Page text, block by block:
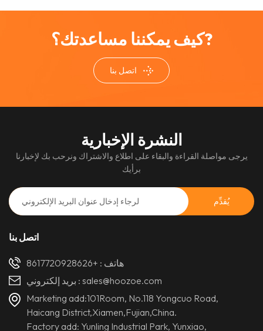
كيف يمكننا مساعدتك؟?
اتصل بنا
النشرة الإخبارية
يرجى مواصلة القراءة والبقاء على اطلاع والاشتراك ونرحب بك لإخبارنا
برأيك
اتصل بنا
هاتف : +8617720928626
بريد إلكتروني :sales@hoozoe.com
Marketing add:101Room, No.118 Yongcuo Road,
Haicang District,Xiamen,Fujian,China.
Factory add: Yunling Industrial Park, Yunxiao,